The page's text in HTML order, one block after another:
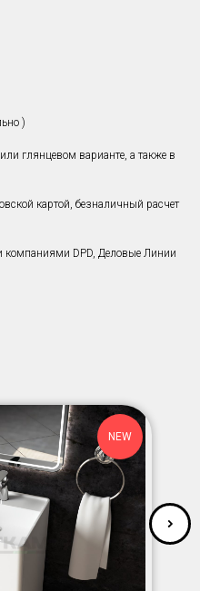
)
глянцевом варианте, а также в
картой, безналичный расчет
компаниями DPD, Деловые Линии
NEW